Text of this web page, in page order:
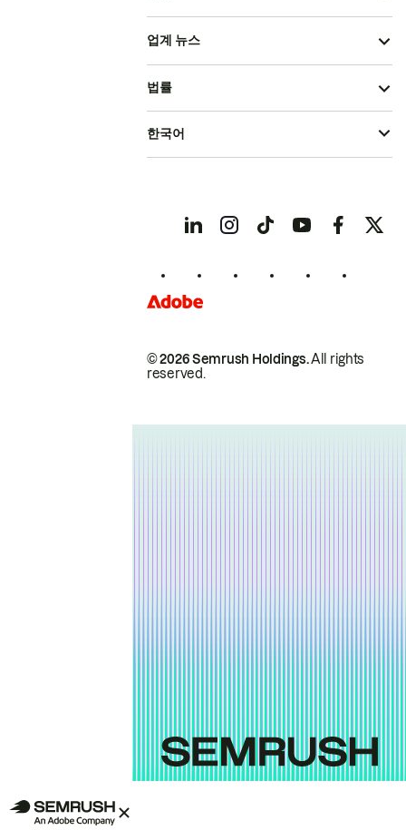
업계 뉴스
© 2026 Semrush Holdings.All rights
reserved.
법률
한국어